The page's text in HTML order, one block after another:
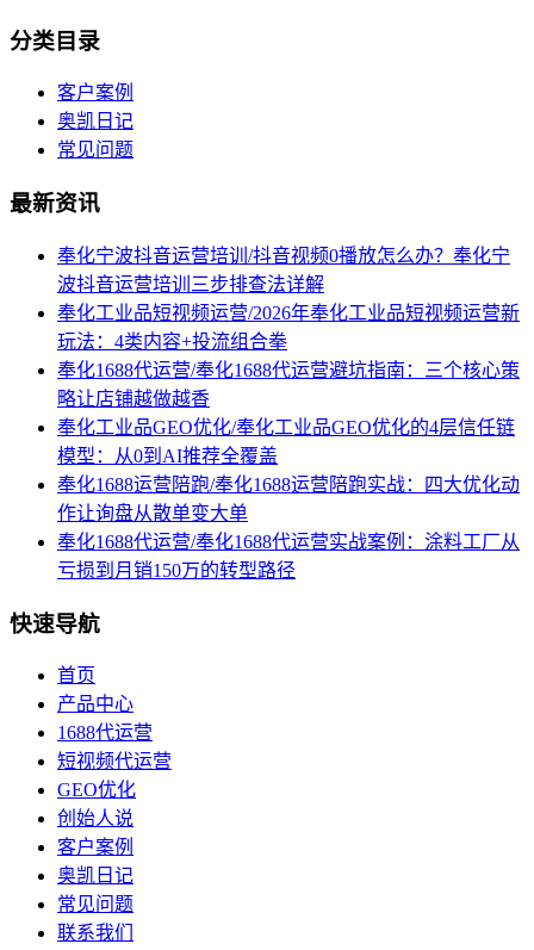
分类目录
客户案例
奥凯日记
常见问题
最新资讯
奉化宁波抖音运营培训/抖音视频0播放怎么办？奉化宁
波抖音运营培训三步排查法详解
奉化工业品短视频运营/2026年奉化工业品短视频运营新
玩法：4类内容+投流组合拳
奉化1688代运营/奉化1688代运营避坑指南：三个核心策
略让店铺越做越香
奉化工业品GEO优化/奉化工业品GEO优化的4层信任链
模型：从0到AI推荐全覆盖
奉化1688运营陪跑/奉化1688运营陪跑实战：四大优化动
作让询盘从散单变大单
奉化1688代运营/奉化1688代运营实战案例：涂料工厂从
亏损到月销150万的转型路径
快速导航
首页
产品中心
1688代运营
短视频代运营
GEO优化
创始人说
客户案例
奥凯日记
常见问题
联系我们